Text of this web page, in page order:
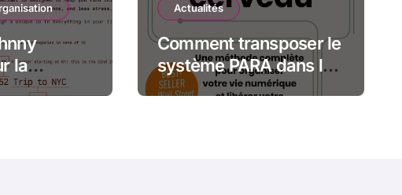
la
avec
Actualités
Comment transposer le
système PARA dans le
logiciel Obsidian ?